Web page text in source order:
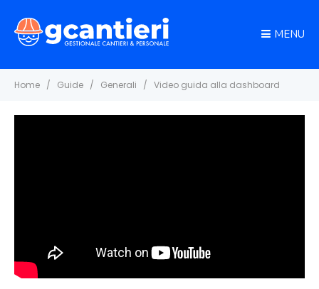
MENU
Home Guide Generali Video guida alla dashboard